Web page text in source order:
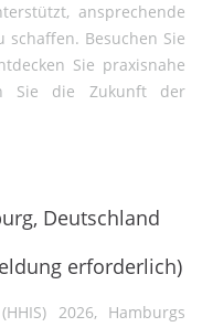
ansprechende
Besuchen Sie
Sie praxisnahe
Sie die Zukunft der
Deutschland
erforderlich)
2026, Hamburgs